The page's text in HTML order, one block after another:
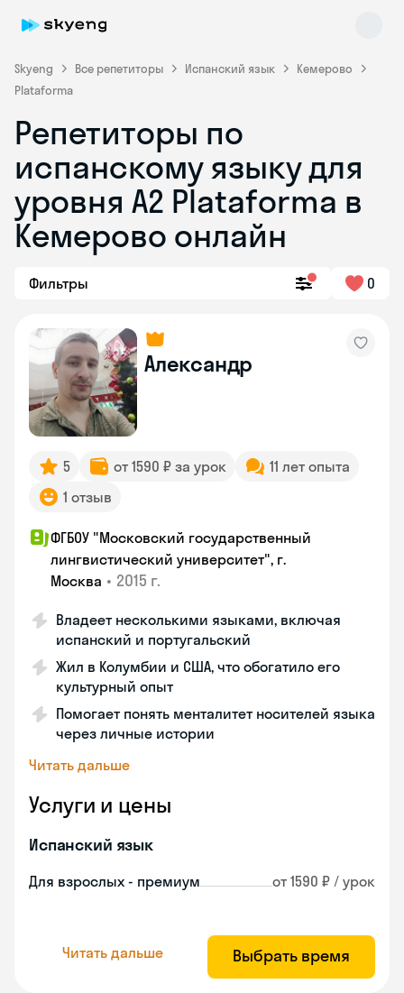
Skyeng Все репетиторы Испанский язык
Кемерово
Plataforma
Репетиторы по
испанскому языку для
уровня А2 Plataforma в
Кемерово онлайн
Фильтры 0
Александр
5 от 1590 ₽ за урок
11 лет опыта
1 отзыв
ФГБОУ "Московский государственный
лингвистический университет", г.
Москва • 2015 г.
Владеет несколькими языками, включая
испанский и португальский
Жил в Колумбии и США, что обогатило его
культурный опыт
Помогает понять менталитет носителей языка
через личные истории
Читать дальше
Услуги и цены
Испанский язык
Для взрослых - премиум от 1590 ₽ / урок
Читать дальше Выбрать время
Skyeng Chat